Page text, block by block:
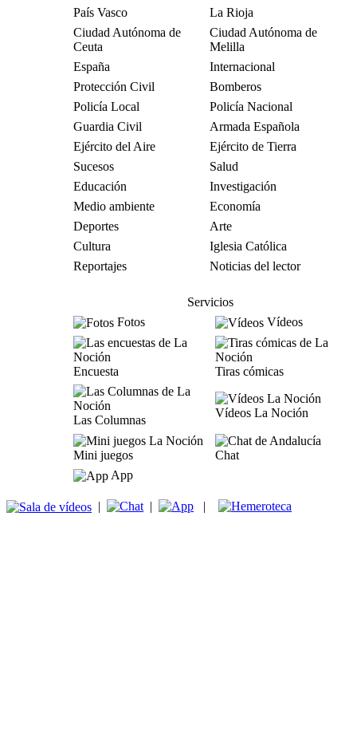
País Vasco
La Rioja
Ciudad Autónoma de
Ceuta
Ciudad Autónoma de
Melilla
España
Internacional
Protección Civil
Bomberos
Policía Local
Policía Nacional
Guardia Civil
Armada Española
Ejército del Aire
Ejército de Tierra
Sucesos
Salud
Educación
Investigación
Medio ambiente
Economía
Deportes
Arte
Cultura
Iglesia Católica
Reportajes
Noticias del lector
Servicios
Fotos
Vídeos
Encuesta Tiras cómicas
Las Columnas
Vídeos La Noción
Mini juegos
Chat
App
| | |